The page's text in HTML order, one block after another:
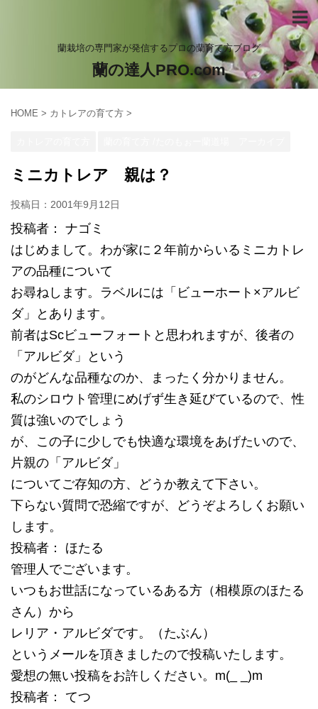
蘭栽培の専門家が発信するプロの蘭育て方ブログ
蘭の達人PRO.com
HOME > カトレアの育て方 >
ミニカトレア 親は？
投稿日： 2001年9月12日
投稿者： ナゴミ
はじめまして。わが家に２年前からいるミニカトレ
アの品種について
お尋ねします。ラベルには「ビューホート×アルビ
ダ」とあります。
前者はScビューフォートと思われますが、後者の
「アルビダ」という
のがどんな品種なのか、まったく分かりません。
私のシロウト管理にめげず生き延びているので、性
質は強いのでしょう
が、この子に少しでも快適な環境をあげたいので、
片親の「アルビダ」
についてご存知の方、どうか教えて下さい。
下らない質問で恐縮ですが、どうぞよろしくお願い
します。
投稿者： ほたる
管理人でございます。
いつもお世話になっているある方（相模原のほたる
さん）から
レリア・アルビダです。（たぶん）
というメールを頂きましたので投稿いたします。
愛想の無い投稿をお許しください。m(_ _)m
投稿者： てつ